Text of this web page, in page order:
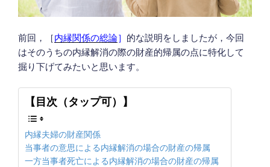
前回，［内縁関係の総論］ 的な説明をしましたが，今回
はそのうちの内縁解消の際の財産的帰属の点に特化して
掘り下げてみたいと思います。
【目次（タップ可）】
内縁夫婦の財産関係
当事者の意思による内縁解消の場合の財産の帰属
一方当事者死亡による内縁解消の場合の財産の帰属